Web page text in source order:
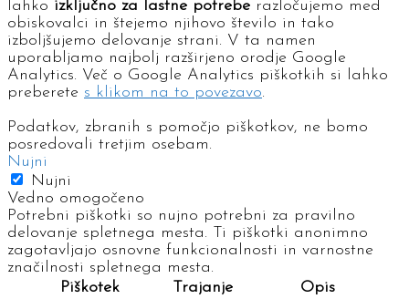
lahko izključno za lastne potrebe razločujemo med
obiskovalci in štejemo njihovo število in tako
izboljšujemo delovanje strani. V ta namen
uporabljamo najbolj razširjeno orodje Google
Analytics. Več o Google Analytics piškotkih si lahko
preberete s klikom na to povezavo.
Podatkov, zbranih s pomočjo piškotkov, ne bomo
posredovali tretjim osebam.
Nujni
Nujni
Vedno omogočeno
Potrebni piškotki so nujno potrebni za pravilno
delovanje spletnega mesta. Ti piškotki anonimno
zagotavljajo osnovne funkcionalnosti in varnostne
značilnosti spletnega mesta.
Piškotek
Trajanje Opis